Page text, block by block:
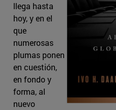
llega hasta
hoy, y en el
que
numerosas
plumas ponen
en cuestión,
en fondo y
forma, al
nuevo